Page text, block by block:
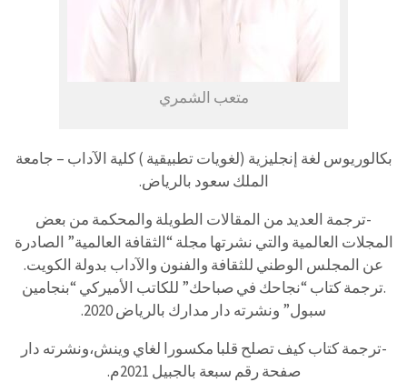
متعب الشمري
بكالوريوس لغة إنجليزية (لغويات تطبيقية ) كلية الآداب – جامعة
الملك سعود بالرياض.
-ترجمة العديد من المقالات الطويلة والمحكمة من بعض
المجلات العالمية والتي نشرتها مجلة “الثقافة العالمية” الصادرة
عن المجلس الوطني للثقافة والفنون والآداب بدولة الكويت.
.ترجمة كتاب “نجاحك في صباحك” للكاتب الأميركي “بنجامين
سبول” ونشرته دار مدارك بالرياض 2020.
-ترجمة كتاب كيف تصلح قلبا مكسورا لغاي وينش،ونشرته دار
صفحة رقم سبعة بالجبيل 2021م.